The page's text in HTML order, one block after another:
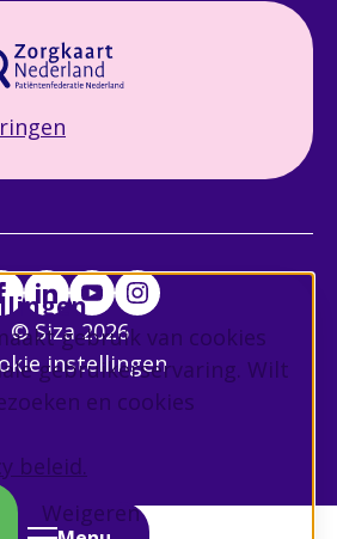
gebruik van cookies
gebruikerservaring. Wilt
en cookies
beleid.
Weigeren
© Siza 2026
instellingen